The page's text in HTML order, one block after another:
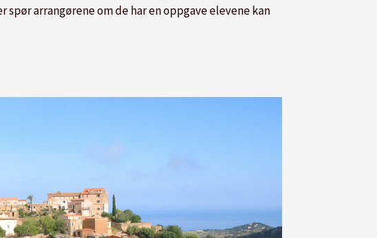
arrangørene om de har en oppgave elevene kan